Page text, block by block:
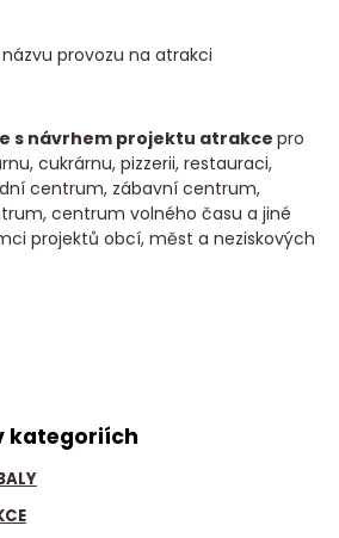
provozu na atrakci
s návrhem projektu atrakcepro
cukrárnu, pizzerii, restauraci,
centrum, zábavní centrum,
centrum volného času a jiné
projektů obcí, měst a neziskových
kategoriích